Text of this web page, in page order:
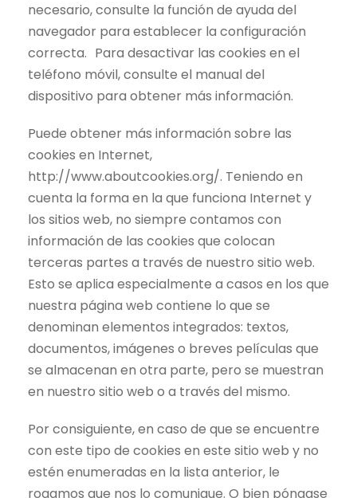
necesario, consulte la función de ayuda del
navegador para establecer la configuración
correcta. Para desactivar las cookies en el
teléfono móvil, consulte el manual del
dispositivo para obtener más información.
Puede obtener más información sobre las
cookies en Internet,
http://www.aboutcookies.org/. Teniendo en
cuenta la forma en la que funciona Internet y
los sitios web, no siempre contamos con
información de las cookies que colocan
terceras partes a través de nuestro sitio web.
Esto se aplica especialmente a casos en los que
nuestra página web contiene lo que se
denominan elementos integrados: textos,
documentos, imágenes o breves películas que
se almacenan en otra parte, pero se muestran
en nuestro sitio web o a través del mismo.
Por consiguiente, en caso de que se encuentre
con este tipo de cookies en este sitio web y no
estén enumeradas en la lista anterior, le
rogamos que nos lo comunique. O bien póngase